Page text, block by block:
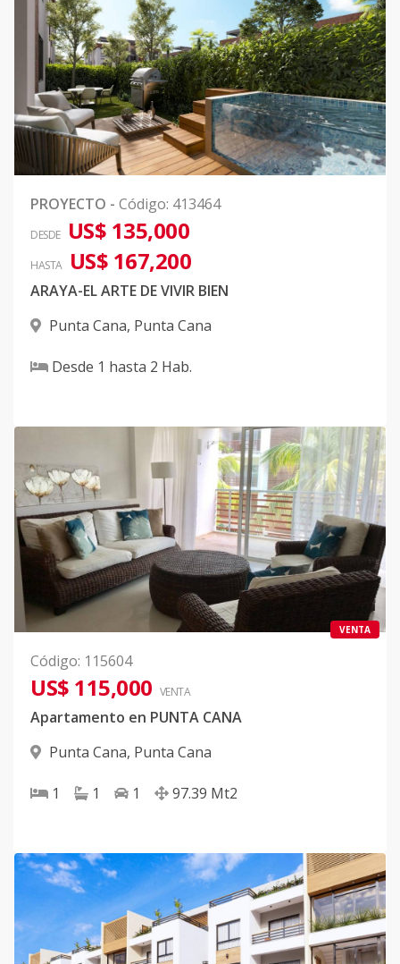
PROYECTO - Código: 413464
DESDE US$ 135,000
HASTA US$ 167,200
ARAYA-EL ARTE DE VIVIR BIEN
Punta Cana, Punta Cana
Desde 1 hasta 2 Hab.
VENTA
Código: 115604
US$ 115,000 VENTA
Apartamento en PUNTA CANA
Punta Cana, Punta Cana
1 1 1 97.39 Mt2